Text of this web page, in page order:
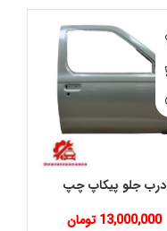
درب جلو پیکاپ چپ
13,000,000 تومان